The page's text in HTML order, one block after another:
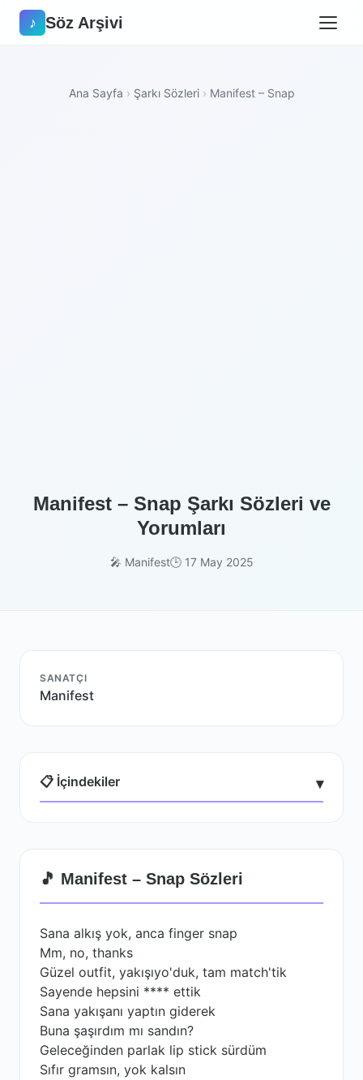
♪ Söz Arşivi
Ana Sayfa › Şarkı Sözleri › Manifest – Snap
Manifest – Snap Şarkı Sözleri ve
Yorumları
🎤 Manifest🕒 17 May 2025
SANATÇI
Manifest
📋 İçindekiler ▾
🎵 Manifest – Snap Sözleri
Sana alkış yok, anca finger snap
Mm, no, thanks
Güzel outfit, yakışıyo'duk, tam match'tik
Sayende hepsini **** ettik
Sana yakışanı yaptın giderek
Buna şaşırdım mı sandın?
Geleceğinden parlak lip stick sürdüm
Sıfır gramsın, yok kalsın